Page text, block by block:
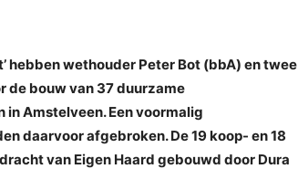
hebben wethouder Peter Bot (bbA) en twee
de bouw van 37 duurzame
in Amstelveen. Een voormalig
daarvoor afgebroken. De 19 koop- en 18
van Eigen Haard gebouwd door Dura